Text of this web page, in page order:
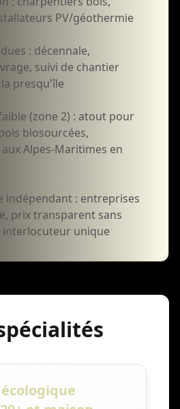
PV/géothermie
: décennale,
suivi de chantier
presqu'île
(zone 2) : atout pour
biosourcées,
Alpes-Maritimes en
indépendant : entreprises
prix transparent sans
interlocuteur unique